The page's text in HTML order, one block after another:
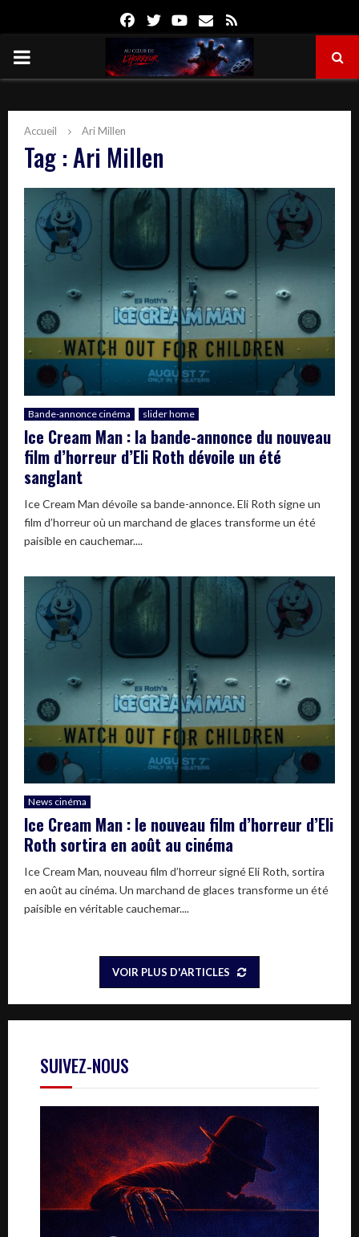
FacebookTwitterYoutube
Email
PRIMARY
Accueil Ari Millen
Tag : Ari Millen
Bande-annonce cinéma slider home
Ice Cream Man : la bande-annonce du nouveau
film d’horreur d’Eli Roth dévoile un été
sanglant
Ice Cream Man dévoile sa bande-annonce. Eli Roth signe un
film d’horreur où un marchand de glaces transforme un été
paisible en cauchemar....
News cinéma
Ice Cream Man : le nouveau film d’horreur d’Eli
Roth sortira en août au cinéma
Ice Cream Man, nouveau film d’horreur signé Eli Roth, sortira
en août au cinéma. Un marchand de glaces transforme un été
paisible en véritable cauchemar....
VOIR PLUS D'ARTICLES
SUIVEZ-NOUS